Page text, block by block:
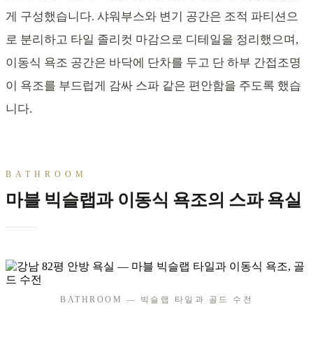
게 구성했습니다. 샤워부스와 변기 공간은 조적 파티션으
로 분리하고 타일 졸리컷 마감으로 디테일을 정리했으며,
이동식 욕조 공간은 바닥에 단차를 두고 단 하부 간접조명
이 욕조를 부드럽게 감싸 스파 같은 편안함을 주도록 했습
니다.
BATHROOM
마블 빅슬랩과 이동식 욕조의 스파 욕실
BATHROOM — 빅슬랩 타일과 골드 수전